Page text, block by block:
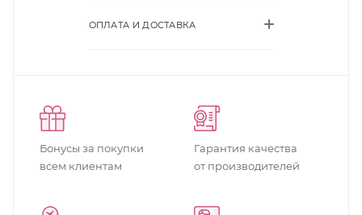
ОПЛАТА И ДОСТАВКА
Бонусы за покупки
всем клиентам
Гарантия качества
от производителей